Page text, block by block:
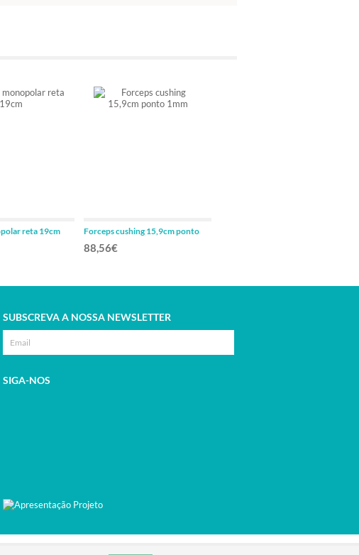
reta 19cm
Forceps cushing 15,9cm ponto
88,56€
SUBSCREVA A NOSSA NEWSLETTER
SIGA-NOS